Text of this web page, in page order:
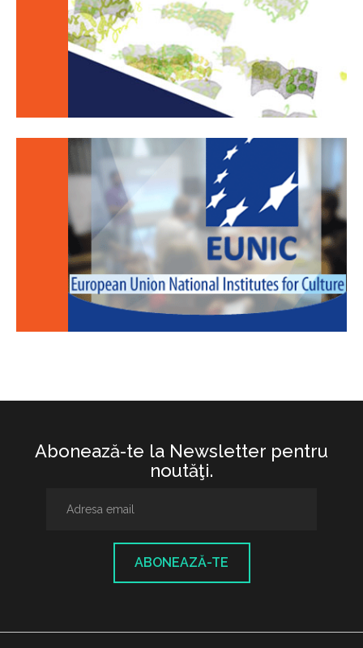
Abonează-te la Newsletter pentru
noutăţi.
ABONEAZĂ-TE